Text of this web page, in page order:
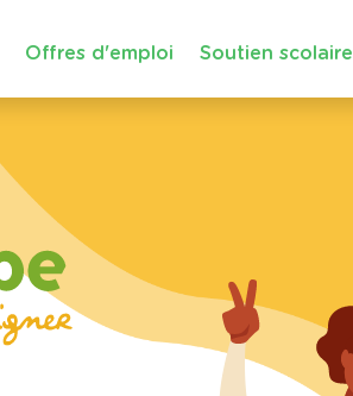
Offres d'emploi Soutien scolaire